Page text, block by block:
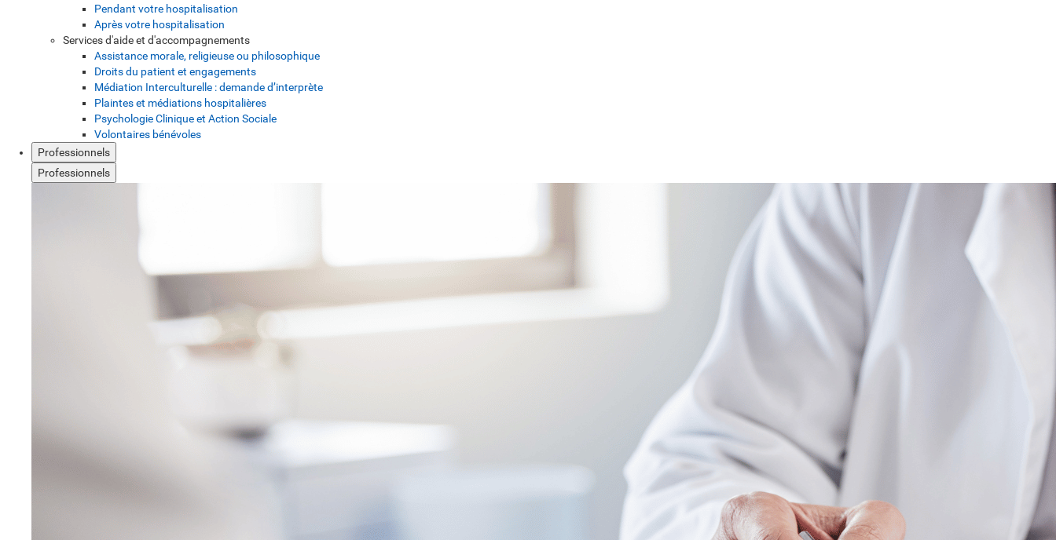
Pendant votre hospitalisation
Après votre hospitalisation
Services d'aide et d'accompagnements
Assistance morale, religieuse ou philosophique
Droits du patient et engagements
Médiation Interculturelle : demande d’interprète
Plaintes et médiations hospitalières
Psychologie Clinique et Action Sociale
Volontaires bénévoles
Professionnels
Professionnels